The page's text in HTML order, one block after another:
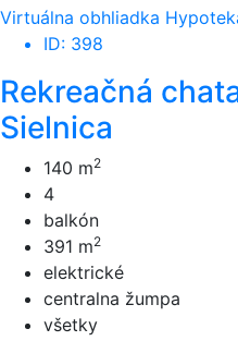
Virtuálna obhliadka
ID: 398
Rekreačná
Sielnica
140 m2
4
balkón
391 m2
elektrické
centralna žumpa
všetky